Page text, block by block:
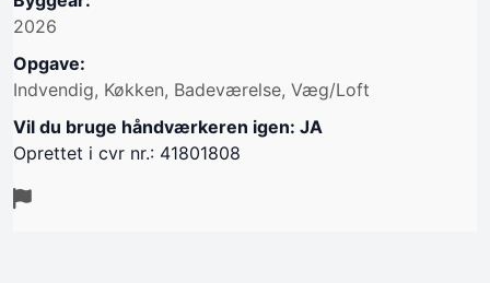
2026
Opgave:
Indvendig, Køkken, Badeværelse, Væg/Loft
Vil du bruge håndværkeren igen: JA
Oprettet i cvr nr.: 41801808